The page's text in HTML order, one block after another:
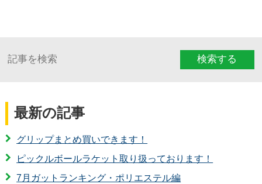
検索する
最新の記事
グリップまとめ買いできます！
ピックルボールラケット取り扱っております！
7月ガットランキング・ポリエステル編